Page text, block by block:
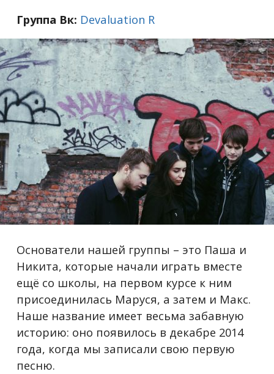
Группа Вк: Devaluation R
Основатели нашей группы – это Паша и
Никита, которые начали играть вместе
ещё со школы, на первом курсе к ним
присоединилась Маруся, а затем и Макс.
Наше название имеет весьма забавную
историю: оно появилось в декабре 2014
года, когда мы записали свою первую
песню.